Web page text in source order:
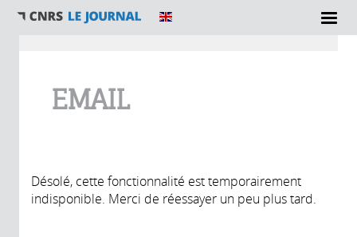
EMAIL
Désolé, cette fonctionnalité est temporairement
indisponible. Merci de réessayer un peu plus tard.